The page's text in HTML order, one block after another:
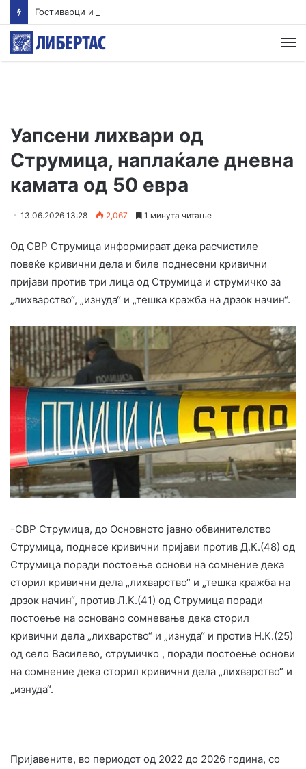
Гостиварци и натаму без пивка вода
Уапсени лихвари од
Струмица, наплаќале дневна
камата од 50 евра
13.06.2026 13:28 2,067 1 минута читање
Од СВР Струмица информираат дека расчистиле
повеќе кривични дела и биле поднесени кривични
пријави против три лица од Струмица и струмичко за
„лихварство“, „изнуда“ и „тешка кражба на дрзок начин“.
-СВР Струмица, до Основното јавно обвинителство
Струмица, поднесе кривични пријави против Д.К.(48) од
Струмица поради постоење основи на сомнение дека
сторил кривични дела „лихварство“ и „тешка кражба на
дрзок начин“, против Л.К.(41) од Струмица поради
постоење на основано сомневање дека сторил
кривични дела „лихварство“ и „изнуда“ и против Н.К.(25)
од село Василево, струмичко , поради постоење основи
на сомнение дека сторил кривични дела „лихварство“ и
„изнуда“.
Пријавените, во периодот од 2022 до 2026 година, со